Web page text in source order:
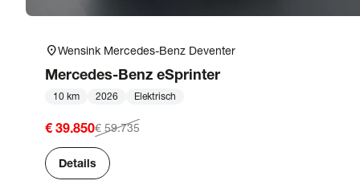
location_onWensink Mercedes-Benz Deventer
Mercedes-Benz eSprinter
10 km 2026 Elektrisch
€ 39.850€ 59.735
Details